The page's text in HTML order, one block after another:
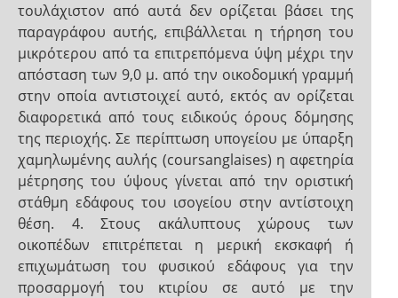
τουλάχιστον από αυτά δεν ορίζεται βάσει της
παραγράφου αυτής, επιβάλλεται η τήρηση του
μικρότερου από τα επιτρεπόμενα ύψη μέχρι την
απόσταση των 9,0 μ. από την οικοδομική γραμμή
στην οποία αντιστοιχεί αυτό, εκτός αν ορίζεται
διαφορετικά από τους ειδικούς όρους δόμησης
της περιοχής. Σε περίπτωση υπογείου με ύπαρξη
χαμηλωμένης αυλής (coursanglaises) η αφετηρία
μέτρησης του ύψους γίνεται από την οριστική
στάθμη εδάφους του ισογείου στην αντίστοιχη
θέση. 4. Στους ακάλυπτους χώρους των
οικοπέδων επιτρέπεται η μερική εκσκαφή ή
επιχωμάτωση του φυσικού εδάφους για την
προσαρμογή του κτιρίου σε αυτό με την